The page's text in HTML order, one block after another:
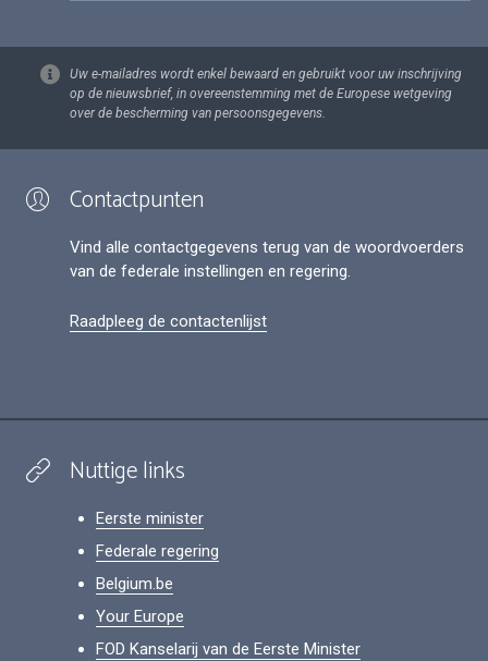
Uw e-mailadres wordt enkel bewaard en gebruikt voor uw inschrijving
op de nieuwsbrief, in overeenstemming met de Europese wetgeving
over de bescherming van persoonsgegevens.
Contactpunten
Vind alle contactgegevens terug van de woordvoerders
van de federale instellingen en regering.
Raadpleeg de contactenlijst
Nuttige links
Eerste minister
Federale regering
Belgium.be
Your Europe
FOD Kanselarij van de Eerste Minister